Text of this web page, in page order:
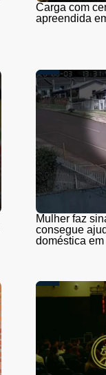
Carga com
apreendida
Mulher faz
consegue
doméstica